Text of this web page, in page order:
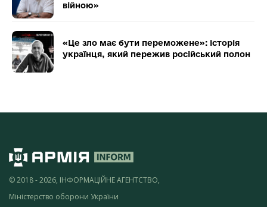
війною»
«Це зло має бути переможене»: історія
українця, який пережив російський полон
© 2018 - 2026, ІНФОРМАЦІЙНЕ АГЕНТСТВО,
Міністерство оборони України